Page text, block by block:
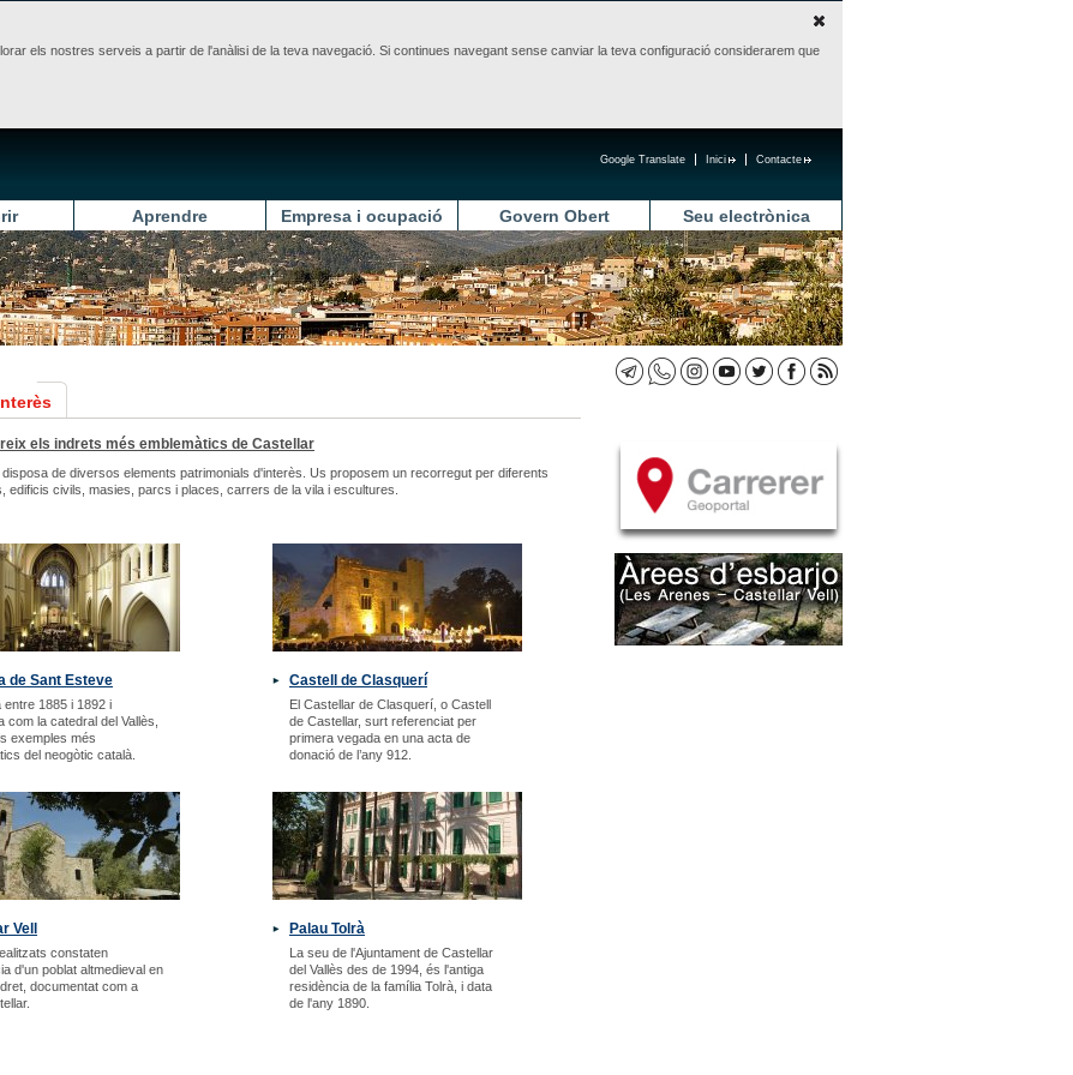
els nostres serveis a partir de l'anàlisi de la teva navegació. Si continues navegant sense canviar la teva configuració considerarem que
Contacte
Inici
Google Translate
Aprendre Empresa i ocupació Govern Obert Seu electrònica
els indrets més emblemàtics de Castellar
de diversos elements patrimonials d'interès. Us proposem un recorregut per diferents
edificis civils, masies, parcs i places, carrers de la vila i escultures.
de Sant Esteve
entre 1885 i 1892 i
com la catedral del Vallès,
exemples més
del neogòtic català.
Castell de Clasquerí
El Castellar de Clasquerí, o Castell
de Castellar, surt referenciat per
primera vegada en una acta de
donació de l’any 912.
Vell
constaten
d'un poblat altmedieval en
documentat com a
Palau Tolrà
La seu de l'Ajuntament de Castellar
del Vallès des de 1994, és l'antiga
residència de la família Tolrà, i data
de l'any 1890.